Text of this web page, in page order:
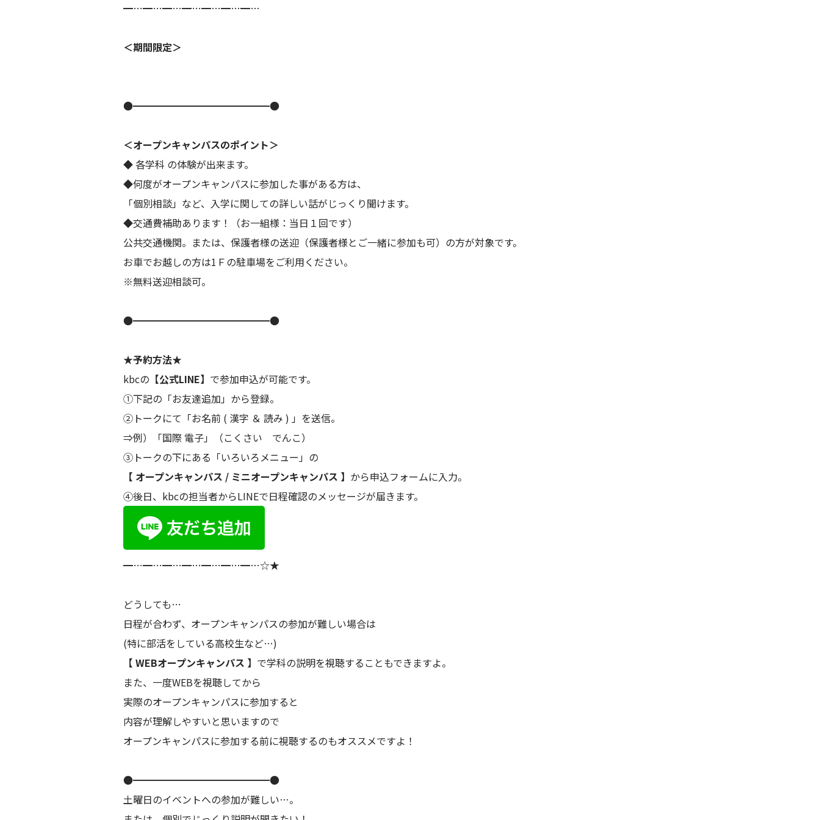
━…━…━…━…━…━…━…
＜期間限定＞
●━━━━━━━━━━━━━━●
＜オープンキャンパスのポイント＞
◆ 各学科 の体験が出来ます。
◆何度がオープンキャンパスに参加した事がある方は、
「個別相談」など、入学に関しての詳しい話がじっくり聞けます。
◆交通費補助あります！（お一組様：当日１回です）
公共交通機関。または、保護者様の送迎（保護者様とご一緒に参加も可）の方が対象です。
お車でお越しの方は1Ｆの駐車場をご利用ください。
※無料送迎相談可。
●━━━━━━━━━━━━━━●
★予約方法★
kbcの 【公式LINE】 で参加申込が可能です。
①下記の「お友達追加」から登録。
②トークにて「お名前 ( 漢字 ＆ 読み ) 」を送信。
⇒例）「国際 電子」（こくさい でんこ）
③トークの下にある「いろいろメニュー」の
【 オープンキャンパス / ミニオープンキャンパス 】 から申込フォームに入力。
④後日、kbcの担当者からLINEで日程確認のメッセージが届きます。
━…━…━…━…━…━…━…☆★
どうしても…
日程が合わず、オープンキャンパスの参加が難しい場合は
(特に部活をしている高校生など…)
【 WEBオープンキャンパス 】 で学科の説明を視聴することもできますよ。
また、一度WEBを視聴してから
実際のオープンキャンパスに参加すると
内容が理解しやすいと思いますので
オープンキャンパスに参加する前に視聴するのもオススメですよ！
●━━━━━━━━━━━━━━●
土曜日のイベントへの参加が難しい…。